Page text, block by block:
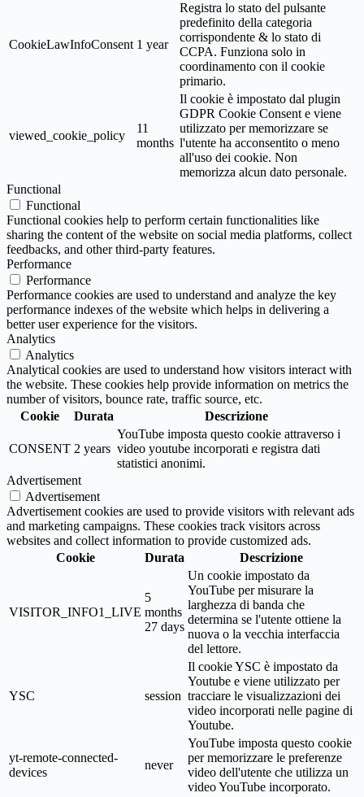
CookieLawInfoConsent 1 year
Registra lo stato del pulsante
predefinito della categoria
corrispondente & lo stato di
CCPA. Funziona solo in
coordinamento con il cookie
primario.
viewed_cookie_policy
11
months
Il cookie è impostato dal plugin
GDPR Cookie Consent e viene
utilizzato per memorizzare se
l'utente ha acconsentito o meno
all'uso dei cookie. Non
memorizza alcun dato personale.
Functional
Functional
Functional cookies help to perform certain functionalities like
sharing the content of the website on social media platforms, collect
feedbacks, and other third-party features.
Performance
Performance
Performance cookies are used to understand and analyze the key
performance indexes of the website which helps in delivering a
better user experience for the visitors.
Analytics
Analytics
Analytical cookies are used to understand how visitors interact with
the website. These cookies help provide information on metrics the
number of visitors, bounce rate, traffic source, etc.
Cookie
Durata Descrizione
CONSENT 2 years
YouTube imposta questo cookie attraverso i
video youtube incorporati e registra dati
statistici anonimi.
Advertisement
Advertisement
Advertisement cookies are used to provide visitors with relevant ads
and marketing campaigns. These cookies track visitors across
websites and collect information to provide customized ads.
Cookie
Durata Descrizione
VISITOR_INFO1_LIVE
5
months
27 days
Un cookie impostato da
YouTube per misurare la
larghezza di banda che
determina se l'utente ottiene la
nuova o la vecchia interfaccia
del lettore.
YSC session
Il cookie YSC è impostato da
Youtube e viene utilizzato per
tracciare le visualizzazioni dei
video incorporati nelle pagine di
Youtube.
yt-remote-connected-
devices
never
YouTube imposta questo cookie
per memorizzare le preferenze
video dell'utente che utilizza un
video YouTube incorporato.